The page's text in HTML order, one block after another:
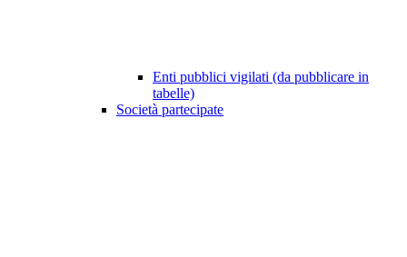
Enti pubblici vigilati (da pubblicare in
tabelle)
Società partecipate